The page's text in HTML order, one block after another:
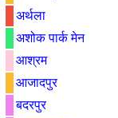
अर्थला
अशोक पार्क मेन
आश्रम
आजादपुर
बदरपुर